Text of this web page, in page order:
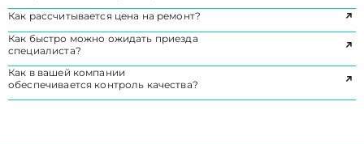
Как рассчитывается цена на ремонт?
Как быстро можно ожидать приезда
специалиста?
Как в вашей компании
обеспечивается контроль качества?